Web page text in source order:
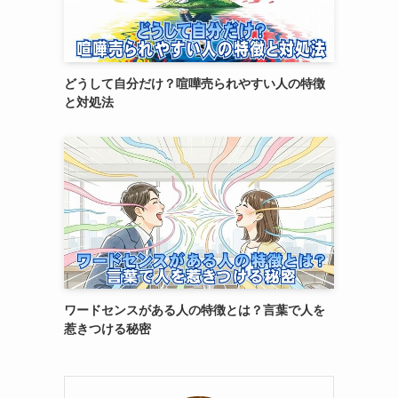
どうして自分だけ？喧嘩売られやすい人の特徴
と対処法
ワードセンスがある人の特徴とは？言葉で人を
惹きつける秘密